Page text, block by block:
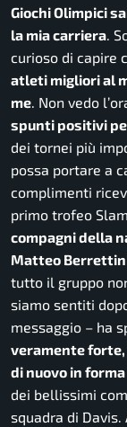
Giochi Olimpici
la mia carriera.
curioso di capire
atleti migliori al
me. Non vedo
spunti positivi
dei tornei più
possa portare a
complimenti
primo trofeo
compagni della
Matteo
tutto il gruppo
siamo sentiti
messaggio – ha
veramente
di nuovo in
dei bellissimi
squadra di